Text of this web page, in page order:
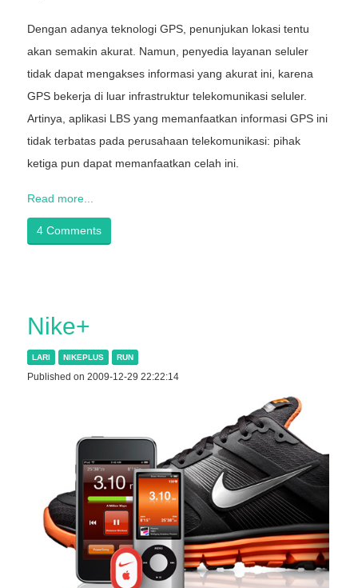
Dengan adanya teknologi GPS, penunjukan lokasi tentu
akan semakin akurat. Namun, penyedia layanan seluler
tidak dapat mengakses informasi yang akurat ini, karena
GPS bekerja di luar infrastruktur telekomunikasi seluler.
Artinya, aplikasi LBS yang memanfaatkan informasi GPS ini
tidak terbatas pada perusahaan telekomunikasi: pihak
ketiga pun dapat memanfaatkan celah ini.
Read more...
4 Comments
Nike+
LARI NIKEPLUS RUN
Published on 2009-12-29 22:22:14